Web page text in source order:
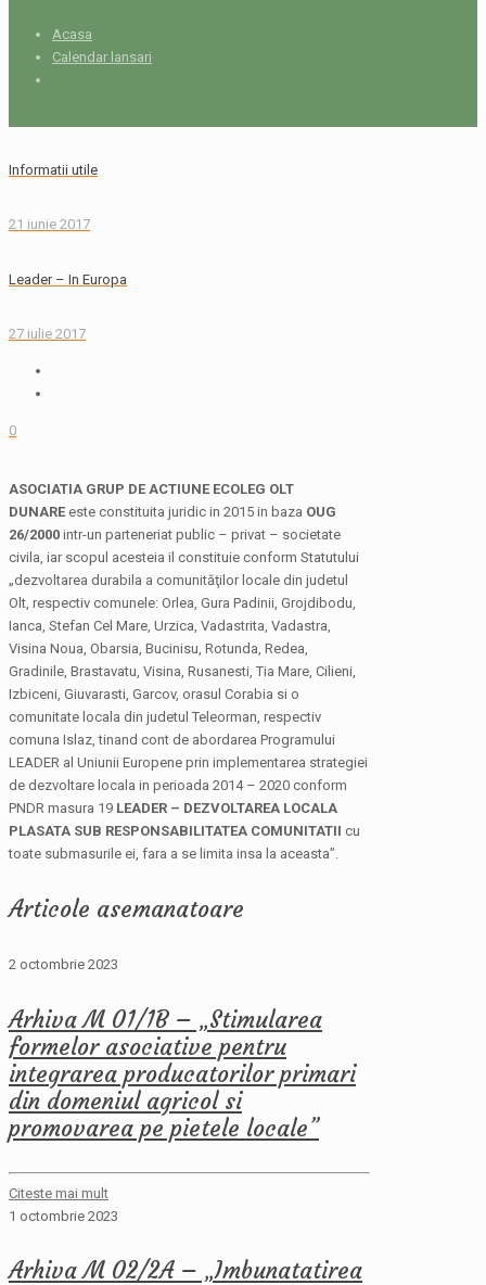
Acasa
Calendar lansari
Informatii utile
21 iunie 2017
Leader – In Europa
27 iulie 2017
0
ASOCIATIA GRUP DE ACTIUNE ECOLEG OLT
DUNARE este constituita juridic in 2015 in baza OUG
26/2000 intr-un parteneriat public – privat – societate
civila, iar scopul acesteia il constituie conform Statutului
„dezvoltarea durabila a comunităţilor locale din judetul
Olt, respectiv comunele: Orlea, Gura Padinii, Grojdibodu,
Ianca, Stefan Cel Mare, Urzica, Vadastrita, Vadastra,
Visina Noua, Obarsia, Bucinisu, Rotunda, Redea,
Gradinile, Brastavatu, Visina, Rusanesti, Tia Mare, Cilieni,
Izbiceni, Giuvarasti, Garcov, orasul Corabia si o
comunitate locala din judetul Teleorman, respectiv
comuna Islaz, tinand cont de abordarea Programului
LEADER al Uniunii Europene prin implementarea strategiei
de dezvoltare locala in perioada 2014 – 2020 conform
PNDR masura 19 LEADER – DEZVOLTAREA LOCALA
PLASATA SUB RESPONSABILITATEA COMUNITATII cu
toate submasurile ei, fara a se limita insa la aceasta”.
Articole asemanatoare
2 octombrie 2023
Arhiva M 01/1B – „Stimularea
formelor asociative pentru
integrarea producatorilor primari
din domeniul agricol si
promovarea pe pietele locale”
Citeste mai mult
1 octombrie 2023
Arhiva M 02/2A – „Imbunatatirea